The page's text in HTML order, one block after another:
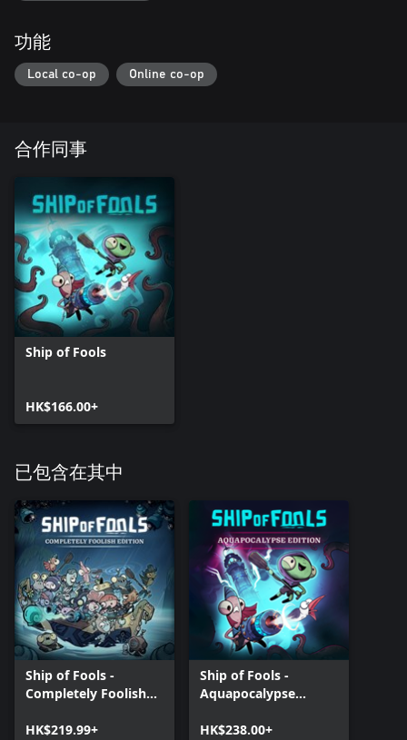
功能
Local co-op Online co-op
合作同事
Ship of Fools
HK$166.00+
已包含在其中
Ship of Fools -
Completely Foolish
HK$219.99+
Ship of Fools -
Aquapocalypse
HK$238.00+